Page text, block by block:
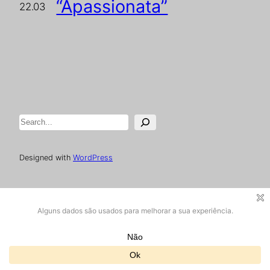
22.03 “Apassionata”
Pesquisar
Designed with WordPress